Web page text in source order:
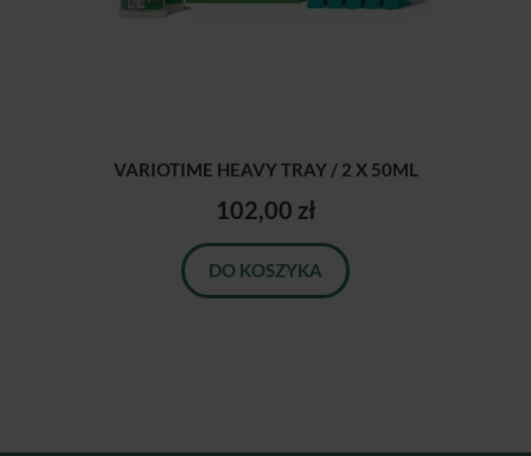
VARIOTIME HEAVY TRAY / 2 X 50ML
102,00 zł
DO KOSZYKA